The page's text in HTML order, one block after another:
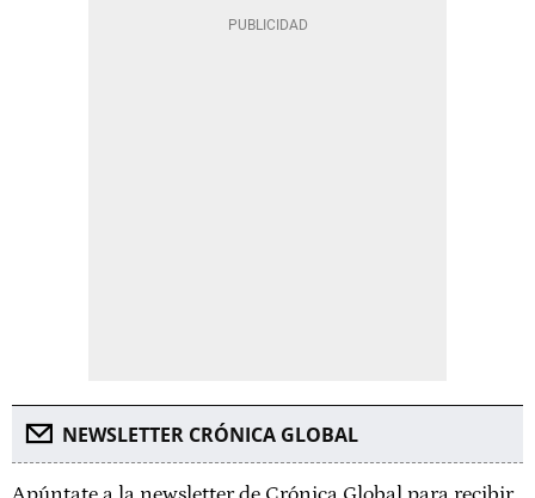
NEWSLETTER CRÓNICA GLOBAL